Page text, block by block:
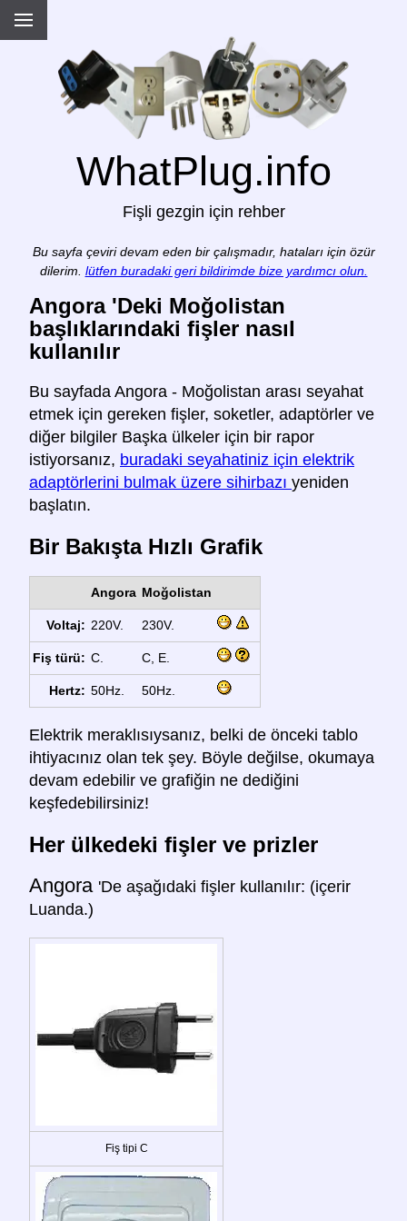
WhatPlug.info
Fişli gezgin için rehber
Bu sayfa çeviri devam eden bir çalışmadır, hataları için özür
dilerim. lütfen buradaki geri bildirimde bize yardımcı olun.
Angora 'Deki Moğolistan
başlıklarındaki fişler nasıl
kullanılır
Bu sayfada Angora - Moğolistan arası seyahat
etmek için gereken fişler, soketler, adaptörler ve
diğer bilgiler Başka ülkeler için bir rapor
istiyorsanız, buradaki seyahatiniz için elektrik
adaptörlerini bulmak üzere sihirbazı yeniden
başlatın.
Bir Bakışta Hızlı Grafik
Angora Moğolistan
Voltaj: 220V. 230V.
Fiş türü: C. C, E.
Hertz: 50Hz. 50Hz.
Elektrik meraklısıysanız, belki de önceki tablo
ihtiyacınız olan tek şey. Böyle değilse, okumaya
devam edebilir ve grafiğin ne dediğini
keşfedebilirsiniz!
Her ülkedeki fişler ve prizler
Angora 'De aşağıdaki fişler kullanılır: (içerir
Luanda.)
Fiş tipi C